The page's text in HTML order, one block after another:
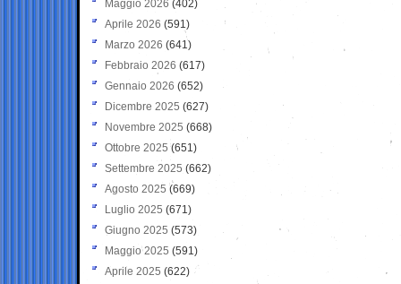
Maggio 2026 (402)
Aprile 2026 (591)
Marzo 2026 (641)
Febbraio 2026 (617)
Gennaio 2026 (652)
Dicembre 2025 (627)
Novembre 2025 (668)
Ottobre 2025 (651)
Settembre 2025 (662)
Agosto 2025 (669)
Luglio 2025 (671)
Giugno 2025 (573)
Maggio 2025 (591)
Aprile 2025 (622)